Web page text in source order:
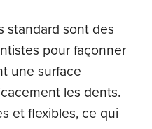
standard sont des
pour façonner
une surface
les dents.
et flexibles, ce qui